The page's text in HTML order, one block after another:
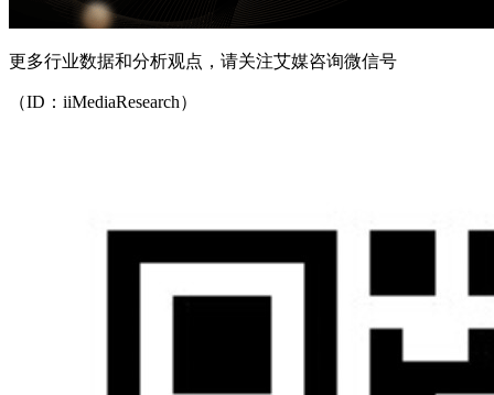
更多行业数据和分析观点，请关注艾媒咨询微信号
（ID：iiMediaResearch）